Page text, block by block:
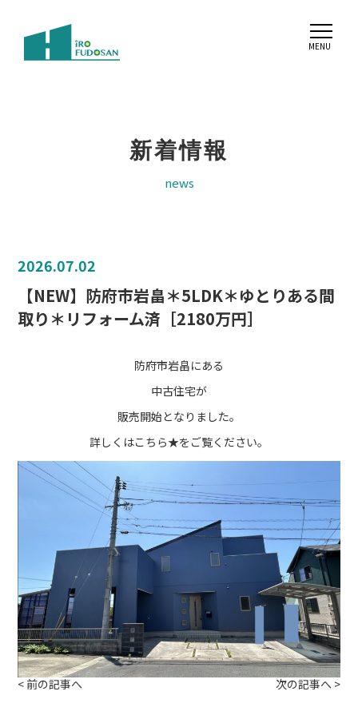
新着情報
news
2026.07.02
【NEW】防府市岩畠＊5LDK＊ゆとりある間
取り＊リフォーム済［2180万円］
防府市岩畠にある
中古住宅が
販売開始となりました。
詳しくはこちら★をご覧ください。
< 前の記事へ 次の記事へ >